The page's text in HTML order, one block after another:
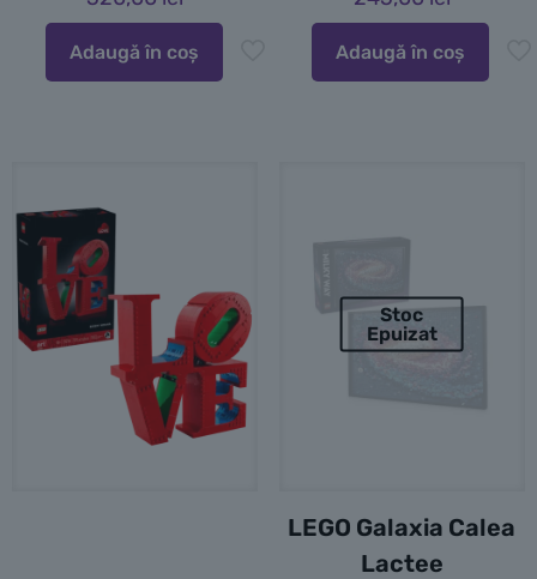
Adaugă în coș Adaugă în coș
Stoc
Epuizat
LEGO Galaxia Calea
Lactee